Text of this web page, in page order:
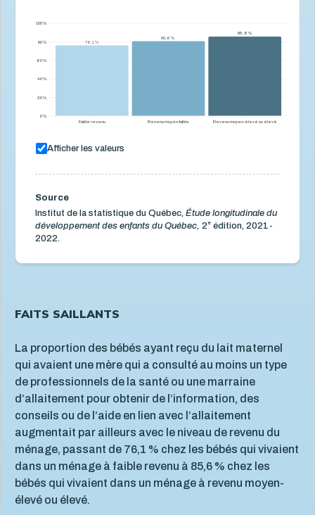
Faible revenu Revenu moyen-faible Revenu moyen-élevé ou élevé
0 %
20 %
40 %
60 %
80 %
100 %
76,1 %
76,1 %
80,6 %
80,6 %
85,6 %
85,6 %
Afficher les valeurs
Source
Institut de la statistique du Québec, Étude longitudinale du
développement des enfants du Québec, 2 e édition, 2021-
2022.
FAITS SAILLANTS
La proportion des bébés ayant reçu du lait maternel
qui avaient une mère qui a consulté au moins un type
de professionnels de la santé ou une marraine
d’allaitement pour obtenir de l’information, des
conseils ou de l’aide en lien avec l’allaitement
augmentait par ailleurs avec le niveau de revenu du
ménage, passant de 76,1 % chez les bébés qui vivaient
dans un ménage à faible revenu à 85,6 % chez les
bébés qui vivaient dans un ménage à revenu moyen-
élevé ou élevé.